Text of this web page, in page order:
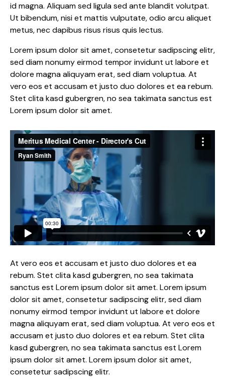
id magna. Aliquam sed ligula sed ante blandit volutpat.
Ut bibendum, nisi et mattis vulputate, odio arcu aliquet
metus, nec dapibus risus risus quis lectus.
Lorem ipsum dolor sit amet, consetetur sadipscing elitr,
sed diam nonumy eirmod tempor invidunt ut labore et
dolore magna aliquyam erat, sed diam voluptua. At
vero eos et accusam et justo duo dolores et ea rebum.
Stet clita kasd gubergren, no sea takimata sanctus est
Lorem ipsum dolor sit amet.
At vero eos et accusam et justo duo dolores et ea
rebum. Stet clita kasd gubergren, no sea takimata
sanctus est Lorem ipsum dolor sit amet. Lorem ipsum
dolor sit amet, consetetur sadipscing elitr, sed diam
nonumy eirmod tempor invidunt ut labore et dolore
magna aliquyam erat, sed diam voluptua. At vero eos et
accusam et justo duo dolores et ea rebum. Stet clita
kasd gubergren, no sea takimata sanctus est Lorem
ipsum dolor sit amet. Lorem ipsum dolor sit amet,
consetetur sadipscing elitr.